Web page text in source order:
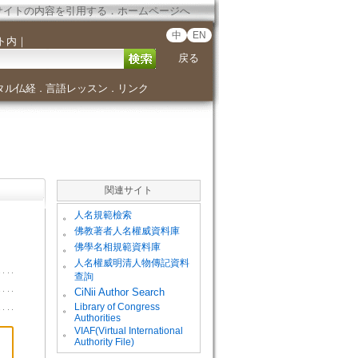
イトの内容を引用する．ホームページへ
内 ｜ 中 EN
戻る
ル仏経． 言語レッスン ． リンク
関連サイト
。 人名規範檢索
。 佛教著者人名權威資料庫
。 佛學名相規範資料庫
。
人名權威明清人物傳記資料
查詢
。
CiNii Author Search
。
Library of Congress
Authorities
。
VIAF(Virtual International
Authority File)